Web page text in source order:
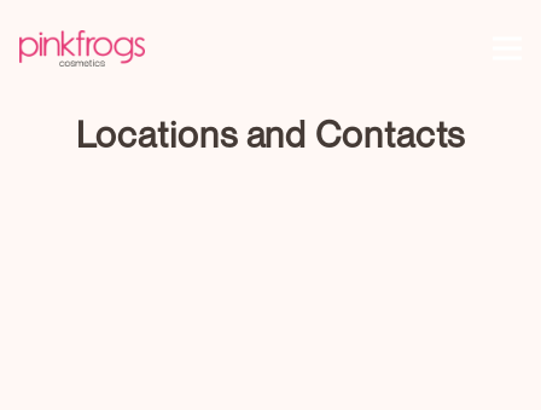
Locations and Contacts